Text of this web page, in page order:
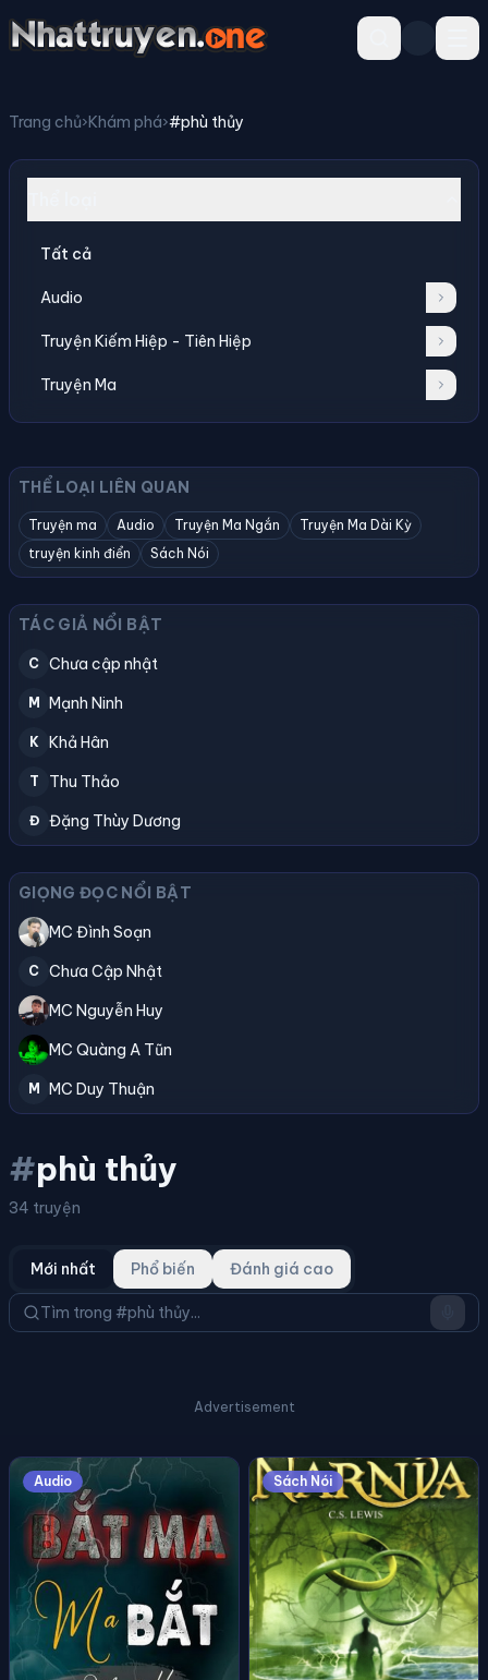
Trang chủ›Khám phá›#phù thủy
Tất cả
Audio
Truyện Kiếm Hiệp - Tiên Hiệp
Truyện Ma
THỂ LOẠI LIÊN QUAN
Truyện ma Audio Truyện Ma Ngắn
Truyện Ma Dài Kỳ
truyện kinh điển
Sách Nói
TÁC GIẢ NỔI BẬT
C Chưa cập nhật
M Mạnh Ninh
K Khả Hân
T Thu Thảo
Đ Đặng Thùy Dương
GIỌNG ĐỌC NỔI BẬT
MC Đình Soạn
C Chưa Cập Nhật
MC Nguyễn Huy
MC Quàng A Tũn
M MC Duy Thuận
#phù thủy
34 truyện
Mới nhất Phổ biến Đánh giá cao
Advertisement
Audio Sách Nói